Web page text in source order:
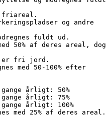
friareal.
modregnes fuldt ud.
er fri jord.
1-2 gange årligt: 50%
3-5 gange årligt: 75%
6 gange årligt: 100%
med 25% af deres areal.